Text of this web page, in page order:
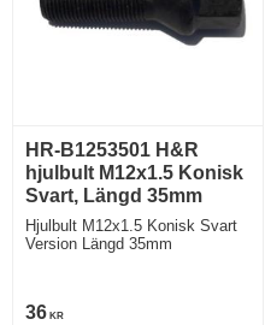
HR-B1253501 H&R
hjulbult M12x1.5 Konisk
Svart, Längd 35mm
Hjulbult M12x1.5 Konisk Svart
Version Längd 35mm
36 KR